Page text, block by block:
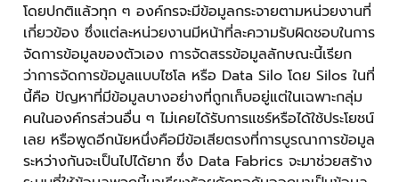
โดยปกติแล้วทุก ๆ องค์กรจะมีข้อมูลกระจายตามหน่วยงานที่
เกี่ยวข้อง ซึ่งแต่ละหน่วยงานมีหน้าที่ละความรับผิดชอบในการ
จัดการข้อมูลของตัวเอง การจัดสรรข้อมูลลักษณะนี้เรียก
ว่าการจัดการข้อมูลแบบไซโล หรือ Data Silo โดย Silos ในที่
นี้คือ ปัญหาที่มีข้อมูลบางอย่างที่ถูกเก็บอยู่แต่ในเฉพาะกลุ่ม
คนในองค์กรส่วนอื่น ๆ ไม่เคยได้รับการแชร์หรือได้ใช้ประโยชน์
เลย หรือพูดอีกนัยหนึ่งคือมีข้อเสียตรงที่การบูรณาการข้อมูล
ระหว่างกันจะเป็นไปได้ยาก ซึ่ง Data Fabrics จะมาช่วยสร้าง